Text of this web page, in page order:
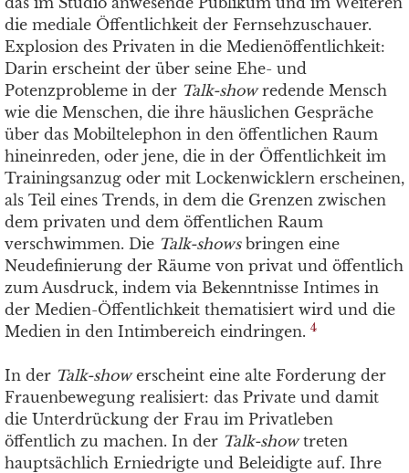
die mediale Öffentlichkeit der Fernsehzuschauer.
Explosion des Privaten in die Medienöffentlichkeit:
Darin erscheint der über seine Ehe- und
Potenzprobleme in der Talk-showredende Mensch
wie die Menschen, die ihre häuslichen Gespräche
über das Mobiltelephon in den öffentlichen Raum
hineinreden, oder jene, die in der Öffentlichkeit im
Trainingsanzug oder mit Lockenwicklern erscheinen,
als Teil eines Trends, in dem die Grenzen zwischen
dem privaten und dem öffentlichen Raum
verschwimmen. Die Talk-showsbringen eine
Neudefinierung der Räume von privat und öffentlich
zum Ausdruck, indem via Bekenntnisse Intimes in
der Medien-Öffentlichkeit thematisiert wird und die
Medien in den Intimbereich eindringen. 4
In der Talk-showerscheint eine alte Forderung der
Frauenbewegung realisiert: das Private und damit
die Unterdrückung der Frau im Privatleben
öffentlich zu machen. In der Talk-showtreten
hauptsächlich Erniedrigte und Beleidigte auf. Ihre